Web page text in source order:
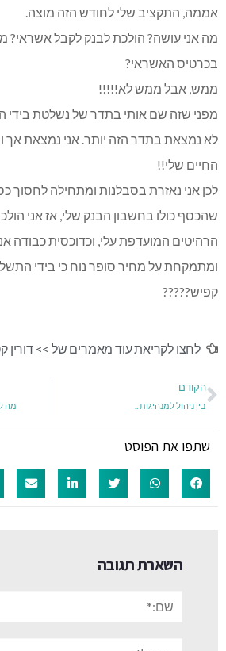
אממה, התקציב שלי לחודש הזה מוצה.
מה אני עושה? הולכת לבנק לקבל
בכרטיס האשראי?
ממש, אבל ממש לא!!!!!
מפני שזה שם אותי בתדר של נשלטת בידי
לא נמצאת בתדר הזה יותר. אני נמצאת אך
החיים שלי!!
לכן אני נאזרת בסבלנות ומתחילה לחסוך
שהכסף כולו בחשבון הבנק שלי, אז אני
הרהיטים המועדפת עלי, וכדוכסית כבודה
ומתמקחת על מחיר סופר נוח כי בידי
קפיש?????
לחצו לקריאת עוד מאמרים של >> דורין
הקודם
בין ניהול למנהיגות .. מה
שתפו את הפוסט
השארת תגובה